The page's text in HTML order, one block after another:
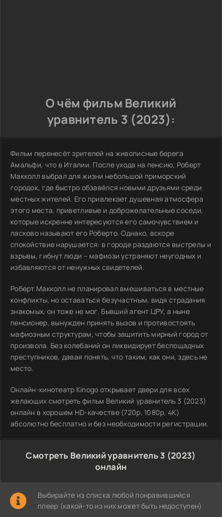
О чём фильм Великий
уравнитель 3 (2023):
Фильм перенесёт зрителей на живописные берега
Амальфи, что в Италии. После ухода на пенсию, Роберт
Макколл выбрал для жизни небольшой приморский
городок, где быстро обзавёлся новыми друзьями среди
местных жителей. Его привлекает душевная атмосфера
этого места, приветливые и доброжелательные соседи,
которые искренне интересуются его самочувствием и
ласково называют его Роберто. Однако, вскоре
спокойствие нарушается: в городе раздаются выстрелы и
взрывы, гибнут люди – мафиози устраняют неугодных и
избавляются от ненужных свидетелей.
Роберт Макколл не планировал вмешиваться в местные
конфликты, но оставаться безучастным, видя страдания
знакомых, он тоже не мог. Бывший агент ЦРУ, а ныне
пенсионер, вынужден принять вызов и противостоять
мафиозным структурам, чтобы защитить мирный город от
произвола. Без колебаний он ликвидирует беспощадных
преступников, давая понять, что таким, как они, здесь не
место.
Онлайн-кинотеатр Kinogo открывает двери для всех
желающих смотреть фильм Великий уравнитель 3 (2023)
онлайн в хорошем HD-качестве (720p, 1080p, 4K)
абсолютно бесплатно и без необходимости регистрации.
Смотреть Великий уравнитель 3 (2023)
онлайн
Выбирайте из списка любой понравившийся
плеер (какой-то из них может быть недоступен)